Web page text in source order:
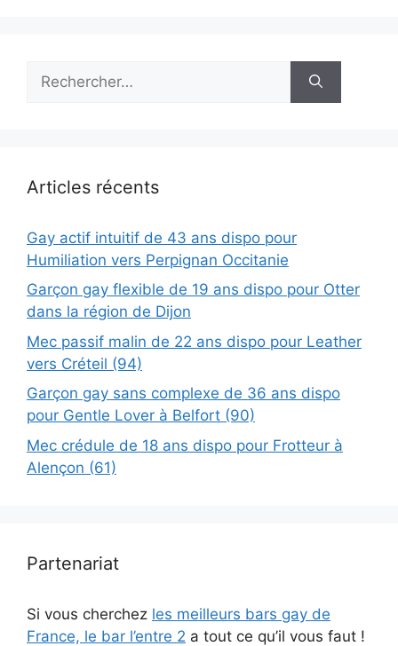
Articles récents
Gay actif intuitif de 43 ans dispo pour
Humiliation vers Perpignan Occitanie
Garçon gay flexible de 19 ans dispo pour Otter
dans la région de Dijon
Mec passif malin de 22 ans dispo pour Leather
vers Créteil (94)
Garçon gay sans complexe de 36 ans dispo
pour Gentle Lover à Belfort (90)
Mec crédule de 18 ans dispo pour Frotteur à
Alençon (61)
Partenariat
Si vous cherchez les meilleurs bars gay de
France, le bar l’entre 2 a tout ce qu’il vous faut !